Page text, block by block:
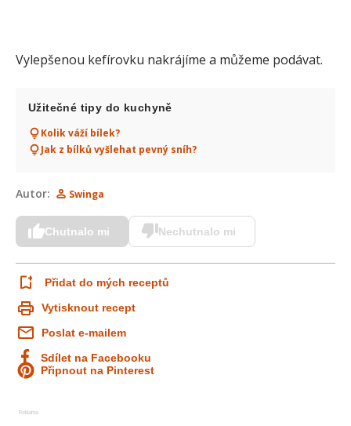
Vylepšenou kefírovku nakrájíme a můžeme podávat.
Užitečné tipy do kuchyně
Kolik váží bílek?
Jak z bílků vyšlehat pevný sníh?
Autor: Swinga
Chutnalo mi Nechutnalo mi
Přidat do mých receptů
Vytisknout recept
Poslat e-mailem
Sdílet na Facebooku
Připnout na Pinterest
Reklama